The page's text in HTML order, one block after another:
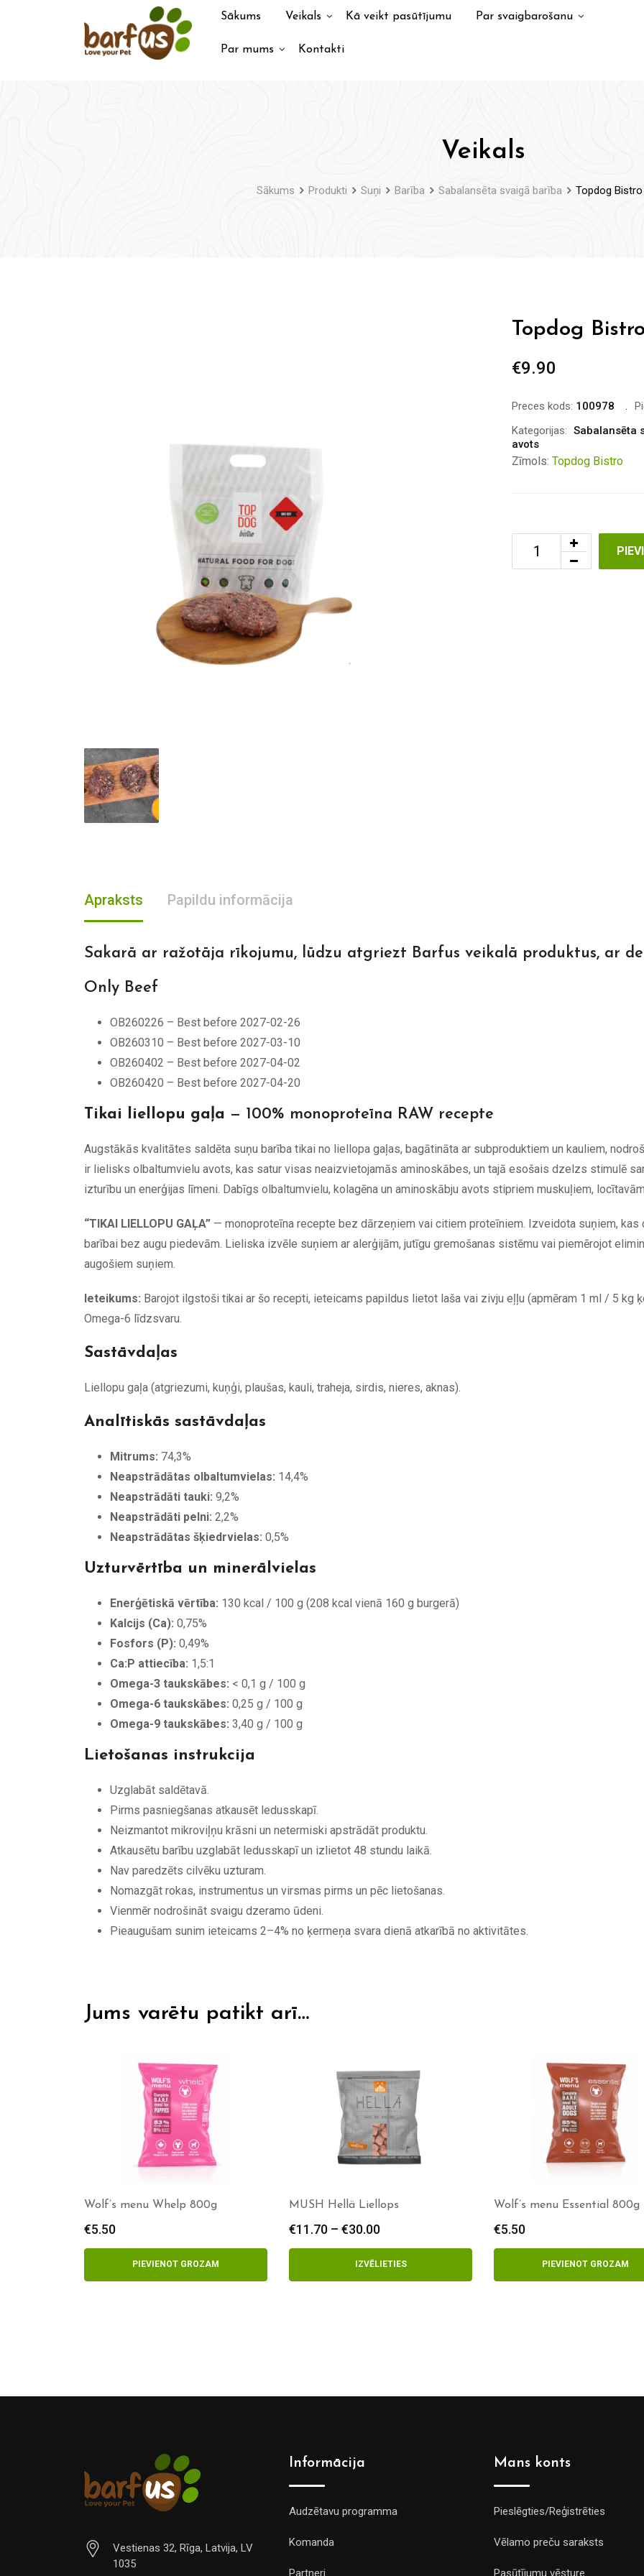
Sākums Veikals Kā veikt pasūtījumu Par svaigbarošanu
Par mums Kontakti
Veikals
Sākums Produkti Suņi Barība Sabalansēta svaigā barība Topdog
Topdog
€9.90
Preces kods: 100978
Kategorijas: Sabalansēta
avots
Zīmols: Topdog Bistro
Apraksts Papildu informācija
Sakarā ar ražotāja rīkojumu, lūdzu atgriezt Barfus veikalā produktus, ar
Only Beef
OB260226 – Best before 2027-02-26
OB260310 – Best before 2027-03-10
OB260402 – Best before 2027-04-02
OB260420 – Best before 2027-04-20
Tikai liellopu gaļa — 100% monoproteīna RAW recepte
Augstākās kvalitātes saldēta suņu barība tikai no liellopa gaļas, bagātināta ar subproduktiem un kauliem,
ir lielisks olbaltumvielu avots, kas satur visas neaizvietojamās aminoskābes, un tajā esošais dzelzs stimulē
izturību un enerģijas līmeni. Dabīgs olbaltumvielu, kolagēna un aminoskābju avots stipriem muskuļiem,
“TIKAI LIELLOPU GAĻA” — monoproteīna recepte bez dārzeņiem vai citiem proteīniem. Izveidota suņiem,
barībai bez augu piedevām. Lieliska izvēle suņiem ar alerģijām, jutīgu gremošanas sistēmu vai piemērojot
augošiem suņiem.
Ieteikums: Barojot ilgstoši tikai ar šo recepti, ieteicams papildus lietot laša vai zivju eļļu (apmēram 1 ml / 5 kg
Omega-6 līdzsvaru.
Sastāvdaļas
Liellopu gaļa (atgriezumi, kuņģi, plaušas, kauli, traheja, sirdis, nieres, aknas).
Analītiskās sastāvdaļas
Mitrums: 74,3%
Neapstrādātas olbaltumvielas: 14,4%
Neapstrādāti tauki: 9,2%
Neapstrādāti pelni: 2,2%
Neapstrādātas šķiedrvielas: 0,5%
Uzturvērtība un minerālvielas
Enerģētiskā vērtība: 130 kcal / 100 g (208 kcal vienā 160 g burgerā)
Kalcijs (Ca): 0,75%
Fosfors (P): 0,49%
Ca:P attiecība: 1,5:1
Omega-3 taukskābes: < 0,1 g / 100 g
Omega-6 taukskābes: 0,25 g / 100 g
Omega-9 taukskābes: 3,40 g / 100 g
Lietošanas instrukcija
Uzglabāt saldētavā.
Pirms pasniegšanas atkausēt ledusskapī.
Neizmantot mikroviļņu krāsni un netermiski apstrādāt produktu.
Atkausētu barību uzglabāt ledusskapī un izlietot 48 stundu laikā.
Nav paredzēts cilvēku uzturam.
Nomazgāt rokas, instrumentus un virsmas pirms un pēc lietošanas.
Vienmēr nodrošināt svaigu dzeramo ūdeni.
Pieaugušam sunim ieteicams 2–4% no ķermeņa svara dienā atkarībā no aktivitātes.
Jums varētu patikt arī…
MUSH Hellä Liellops
€11.70
range:
€11.70
through
IZVĒLIETIES
Wolf’s menu Essential 800g
€5.50
PIEVIENOT GROZAM
Jolipet Heartful Beef
€3.10
NAV PIEEJAMS
Vestienas 32, Rīga, Latvija, LV
1035
Informācija
Audzētavu programma
Komanda
Partneri
Mans konts
Pieslēgties/Reģistrēties
Vēlamo preču saraksts
Pasūtījumu vēsture